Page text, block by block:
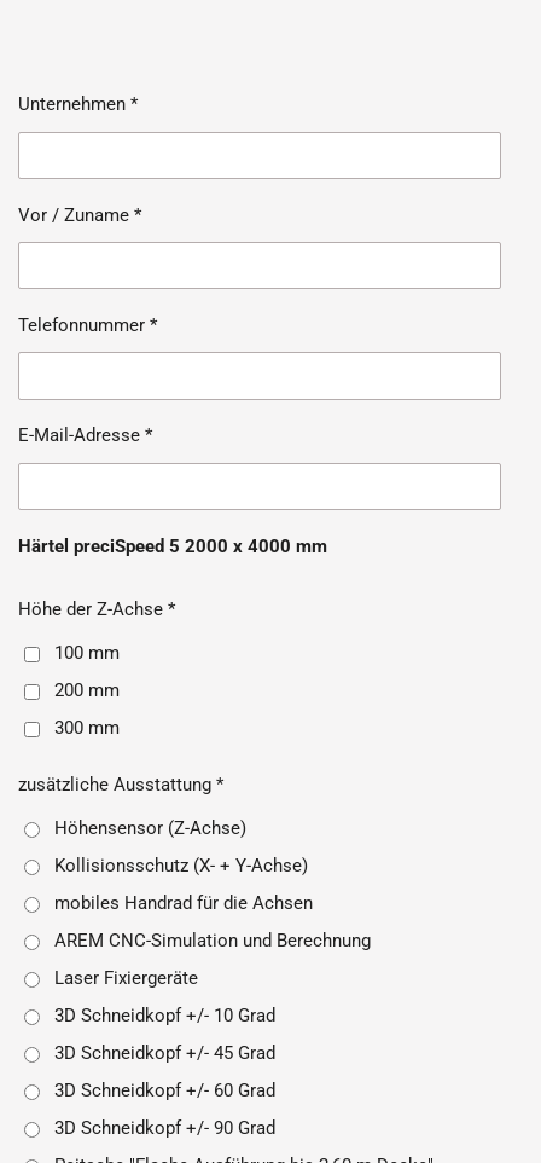
Unternehmen *
Vor / Zuname *
Telefonnummer *
E-Mail-Adresse *
Härtel preciSpeed 5 2000 x 4000 mm
Höhe der Z-Achse *
100 mm
200 mm
300 mm
zusätzliche Ausstattung *
Höhensensor (Z-Achse)
Kollisionsschutz (X- + Y-Achse)
mobiles Handrad für die Achsen
AREM CNC-Simulation und Berechnung
Laser Fixiergeräte
3D Schneidkopf +/- 10 Grad
3D Schneidkopf +/- 45 Grad
3D Schneidkopf +/- 60 Grad
3D Schneidkopf +/- 90 Grad